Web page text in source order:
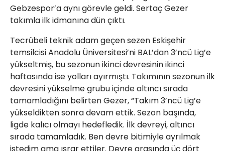
Gebzespor’a aynı görevle geldi. Sertaç Gezer
takımla ilk idmanına dün çıktı.
Tecrübeli teknik adam geçen sezen Eskişehir
temsilcisi Anadolu Üniversitesi’ni BAL’dan 3’ncü Lig’e
yükseltmiş, bu sezonun ikinci devresinin ikinci
haftasında ise yolları ayırmıştı. Takımının sezonun ilk
devresini yükselme grubu içinde altıncı sırada
tamamladığını belirten Gezer, “Takım 3’ncü Lig’e
yükseldikten sonra devam ettik. Sezon başında,
ligde kalıcı olmayı hedefledik. İlk devreyi, altıncı
sırada tamamladık. Ben devre bitimiyle ayrılmak